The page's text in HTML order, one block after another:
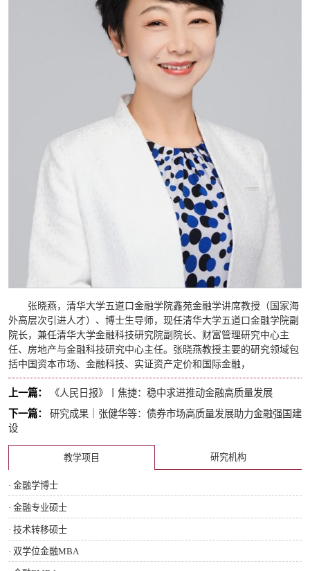
张晓燕，清华大学五道口金融学院鑫苑金融学讲席教授（国家海
外高层次引进人才）、博士生导师，现任清华大学五道口金融学院副
院长，兼任清华大学金融科技研究院副院长、财富管理研究中心主
任、房地产与金融科技研究中心主任。张晓燕教授主要的研究领域包
括中国资本市场、金融科技、实证资产定价和国际金融，
上一篇：
《人民日报》丨焦捷：稳中求进推动金融高质量发展
下一篇：
研究成果｜张健华等：债券市场高质量发展助力金融强国建
设
教学项目 研究机构
· 金融学博士
· 金融专业硕士
· 技术转移硕士
· 双学位金融MBA